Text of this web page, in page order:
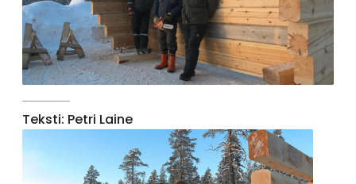
Teksti: Petri Laine